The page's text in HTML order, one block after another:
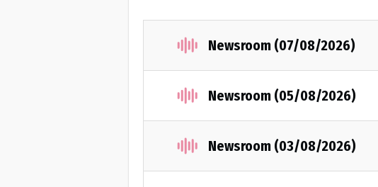
Newsroom (07/08/2026)
Newsroom (05/08/2026)
Newsroom (03/08/2026)